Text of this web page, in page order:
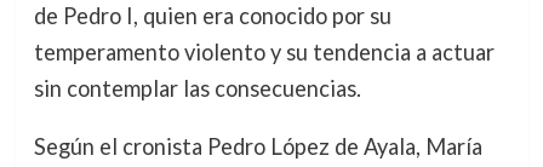
de Pedro I, quien era conocido por su
temperamento violento y su tendencia a actuar
sin contemplar las consecuencias.
Según el cronista Pedro López de Ayala, María